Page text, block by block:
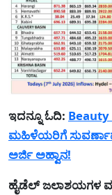
ಇದನ್ನೂ ಓದಿ:
ಮಹಿಳೆಯರಿಗೆ
ಅರ್ಜಿ ಅಹ್ವಾನ!
ಹೈಡೆಲ್ ಜಲಾಶಯಗಳ